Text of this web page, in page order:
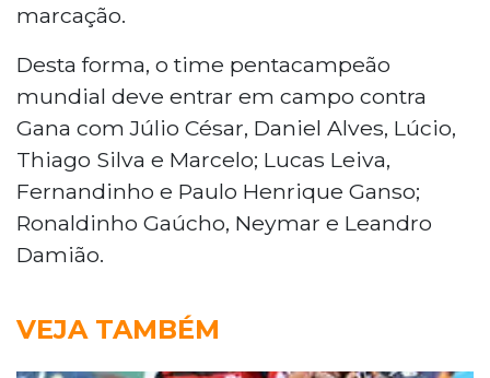
marcação.
Desta forma, o time pentacampeão
mundial deve entrar em campo contra
Gana com Júlio César, Daniel Alves, Lúcio,
Thiago Silva e Marcelo; Lucas Leiva,
Fernandinho e Paulo Henrique Ganso;
Ronaldinho Gaúcho, Neymar e Leandro
Damião.
VEJA TAMBÉM